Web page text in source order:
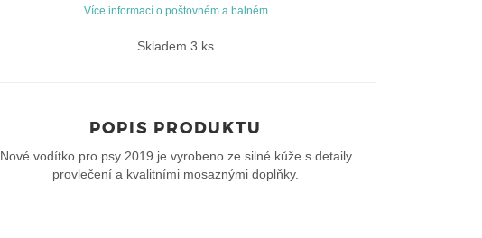
Více informací o poštovném a balném
Skladem 3 ks
POPIS PRODUKTU
Nové vodítko pro psy 2019 je vyrobeno ze silné kůže s detaily
provlečení a kvalitními mosaznými doplňky.